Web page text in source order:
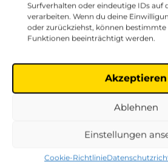
Surfverhalten oder eindeutige IDs auf
verarbeiten. Wenn du deine
oder zurückziehst, können bestimmte
Funktionen beeinträchtigt werden.
Akzeptieren
Ablehnen
Einstellungen
Cookie-Richtlinie